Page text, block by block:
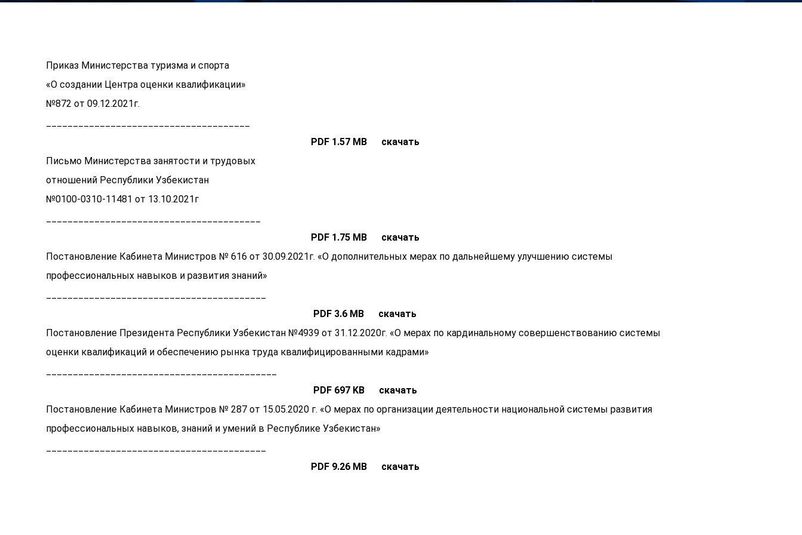
Приказ Министерства туризма и спорта
«О создании Центра оценки квалификации»
№872 от 09.12.2021г.
PDF 1.57 MB скачать
Письмо Министерства занятости и трудовых
отношений Республики Узбекистан
№0100-0310-11481 от 13.10.2021г
PDF 1.75 MB скачать
Постановление Кабинета Министров № 616 от 30.09.2021г. «О дополнительных мерах по дальнейшему улучшению системы
профессиональных навыков и развития знаний»
PDF 3.6 MB скачать
Постановление Президента Республики Узбекистан №4939 от 31.12.2020г. «О мерах по кардинальному совершенствованию системы
оценки квалификаций и обеспечению рынка труда квалифицированными кадрами»
PDF 697 KB скачать
Постановление Кабинета Министров № 287 от 15.05.2020 г. «О мерах по организации деятельности национальной системы развития
профессиональных навыков, знаний и умений в Республике Узбекистан»
PDF 9.26 MB скачать